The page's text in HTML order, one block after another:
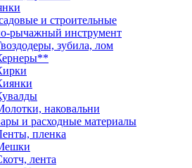
и строительные
рычажный инструмент
зубила, лом
наковальни
и расходные материалы
пленка
лента